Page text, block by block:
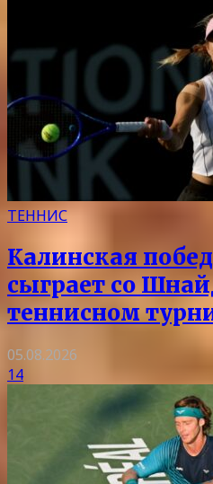
ТЕННИС
Калинская
сыграет со
теннисном
05.08.2026
14